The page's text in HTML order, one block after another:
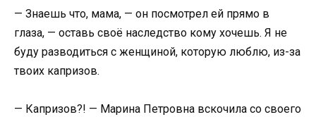
— Знаешь что, мама, — он посмотрел ей прямо в
глаза, — оставь своё наследство кому хочешь. Я не
буду разводиться с женщиной, которую люблю, из-за
твоих капризов.
— Капризов?! — Марина Петровна вскочила со своего